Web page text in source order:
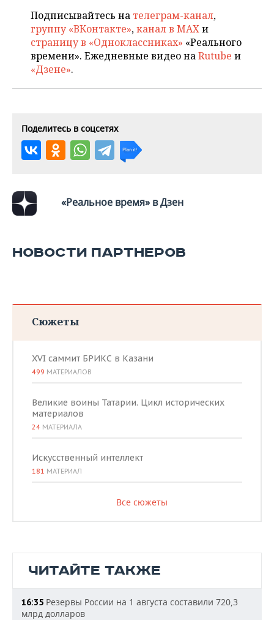
ОТКРЫТАЯ ЛЕКЦИЯ
БАСКЕТБОЛ
ВОЛЕЙБОЛ
КИБЕРСПОРТ
ВОДНЫЕ ВИДЫ СПОРТА
ИНФРАСТРУКТУРА
ИСТОРИЯ
КУЛЬТУРА
ОБРАЗОВАНИЕ
СПРАВОЧНИК
СПИСОК ПЕРСОН
СПИСОК КОМПАНИЙ
ПОЛНАЯ ВЕРСИЯ
Подписывайтесь на телеграм-канал,
группу «ВКонтакте»,канал в MAXи
страницу в «Одноклассниках» «Реального
времени». Ежедневные видео наRutube и
«Дзене».
Поделитесь в соцсетях
«Реальное время» в Дзен
НОВОСТИ ПАРТНЕРОВ
Сюжеты
XVI саммит БРИКС в Казани
499 МАТЕРИАЛОВ
Великие воины Татарии. Цикл исторических
материалов
24 МАТЕРИАЛА
Искусственный интеллект
181 МАТЕРИАЛ
Все сюжеты
ЧИТАЙТЕ ТАКЖЕ
16:35 Резервы России на 1 августа составили 720,3
млрд долларов